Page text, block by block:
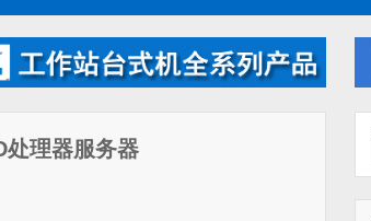
理器服务器